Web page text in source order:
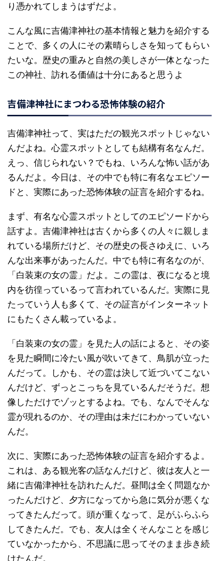
り憑かれてしまうはずだよ。
こんな風に吉備津神社の基本情報と魅力を紹介する
ことで、多くの人にその素晴らしさを知ってもらい
たいな。歴史の重みと自然の美しさが一体となった
この神社、訪れる価値は十分にあると思うよ
吉備津神社にまつわる恐怖体験の紹介
吉備津神社って、実はただの観光スポットじゃない
んだよね。心霊スポットとしても結構有名なんだ。
えっ、信じられない？でもね、いろんな怖い話があ
るんだよ。今日は、その中でも特に有名なエピソー
ドと、実際にあった恐怖体験の証言を紹介するね。
まず、有名な心霊スポットとしてのエピソードから
話すよ。吉備津神社は古くから多くの人々に親しま
れている場所だけど、その歴史の長さゆえに、いろ
んな出来事があったんだ。中でも特に有名なのが、
「白装束の女の霊」だよ。この霊は、夜になると境
内を彷徨っているって言われているんだ。実際に見
たっていう人も多くて、その証言がインターネット
にもたくさん載っているよ。
「白装束の女の霊」を見た人の話によると、その姿
を見た瞬間に冷たい風が吹いてきて、鳥肌が立った
んだって。しかも、その霊は決して近づいてこない
んだけど、ずっとこっちを見ているんだそうだ。想
像しただけでゾッとするよね。でも、なんでそんな
霊が現れるのか、その理由は未だにわかっていない
んだ。
次に、実際にあった恐怖体験の証言を紹介するよ。
これは、ある観光客の話なんだけど、彼は友人と一
緒に吉備津神社を訪れたんだ。昼間は全く問題なか
ったんだけど、夕方になってから急に気分が悪くな
ってきたんだって。頭が重くなって、足がふらふら
してきたんだ。でも、友人は全くそんなことを感じ
ていなかったから、不思議に思ってそのまま歩き続
けたんだ。